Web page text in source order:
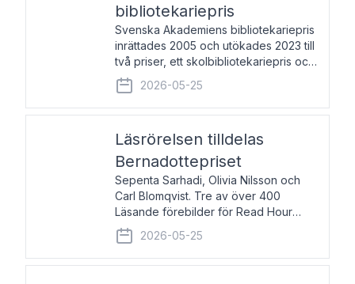
bibliotekariepris
Svenska Akademiens bibliotekariepris
inrättades 2005 och utökades 2023 till
två priser, ett skolbibliotekariepris och
ett folkbibliotekariepris. Priserna skall
tilldelas bibliotekarier vid svenska folk-
och skolbibliotek som gjort värdefull
2026-05-25
Läsrörelsen tilldelas
Bernadottepriset
Sepenta Sarhadi, Olivia Nilsson och
Carl Blomqvist. Tre av över 400
Läsande förebilder för Read Hour
Sverige. Foto: Michael Wall. Den ideella
föreningen Läsrörelsen tilldelas
Bernadottepriset 2026 för att den
2026-05-25